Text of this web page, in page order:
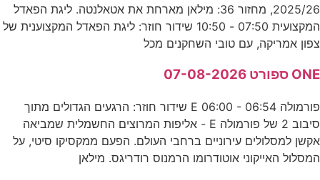
2025/26, מחזור 36: מילאן מארחת את אטאלנטה. ליגת הפאדל
המקצועית 07:50 - 10:50 שידור חוזר: ליגת הפאדל המקצוענית של
צפון אמריקה, עם טובי השחקנים מכל
ONE ספורט 07-08-2026
פורמולה E 06:00 - 06:54 שידור חוזר: הרגעים הגדולים מתוך
סיבוב 2 של פורמולה E - אליפות המרוצים החשמלית שמביאה
אקשן למסלולים עירוניים ברחבי העולם. הפעם ממקסיקו סיטי, על
המסלול האייקוני אוטודרומו הרמנוס רודריגס. מילאן